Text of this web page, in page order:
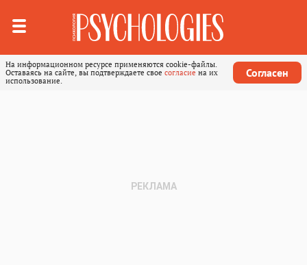
На информационном ресурсе применяются cookie-файлы.
Оставаясь на сайте, вы подтверждаете свое согласие на их
использование.
Согласен